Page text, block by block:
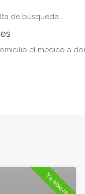
de búsqueda...
el médico a
Ya abierto